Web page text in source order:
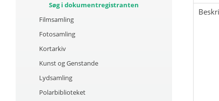
Søg i dokumentregistranten
Filmsamling
Fotosamling
Kortarkiv
Kunst og Genstande
Lydsamling
Polarbiblioteket